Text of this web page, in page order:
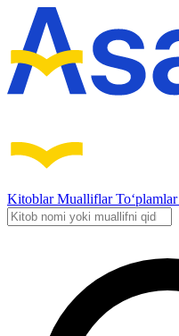
KitoblarMualliflarTo‘plamlar